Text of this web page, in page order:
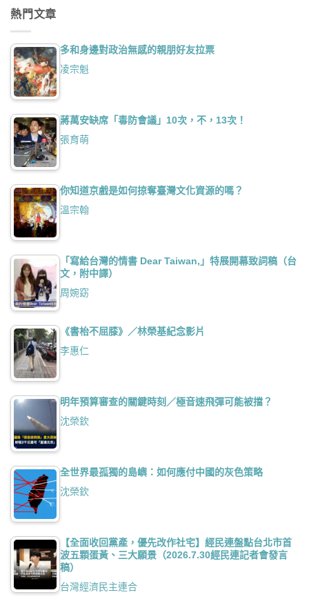
熱門文章
多和身邊對政治無感的親朋好友拉票
凌宗魁
蔣萬安缺席「毒防會議」10次，不，13次！
張育萌
你知道京戲是如何掠奪臺灣文化資源的嗎？
溫宗翰
「寫給台灣的情書 Dear Taiwan,」特展開幕致詞稿（台
文，附中譯）
周婉窈
《書枱不屈膝》／林榮基紀念影片
李惠仁
明年預算審查的關鍵時刻／極音速飛彈可能被擋？
沈榮欽
全世界最孤獨的島嶼：如何應付中國的灰色策略
沈榮欽
【全面收回黨產，優先改作社宅】經民連盤點台北市首
波五顆蛋黃、三大願景（2026.7.30經民連記者會發言
稿）
台灣經濟民主連合